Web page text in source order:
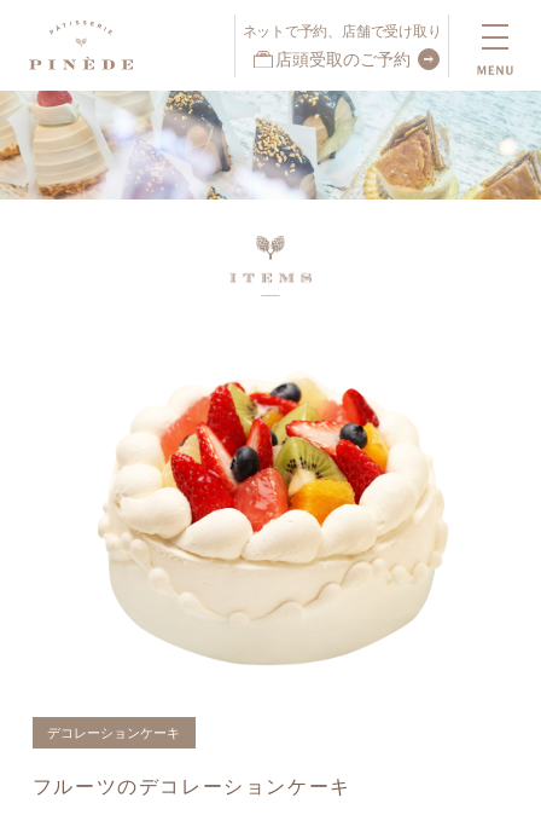
ネットで予約、店舗で受け取り
店頭受取のご予約
ネットで予約、店舗で受け取り
店頭受取予約受付中！
デコレーションケーキ
フルーツのデコレーションケーキ